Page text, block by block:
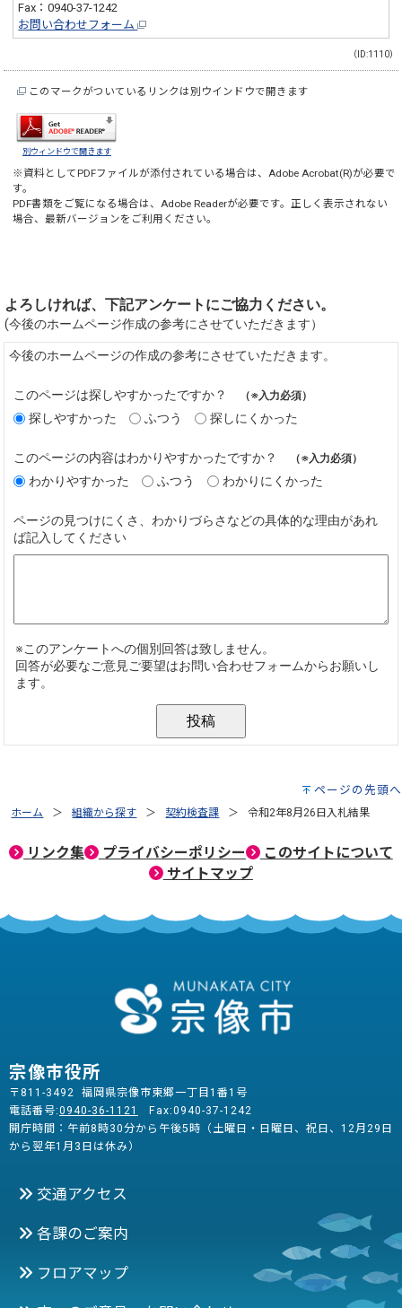
Fax：0940-37-1242
お問い合わせフォーム
（ID:1110）
このマークがついているリンクは別ウインドウで開きます
別ウィンドウで開きます
※資料としてPDFファイルが添付されている場合は、Adobe Acrobat(R)が必要で
す。
PDF書類をご覧になる場合は、Adobe Readerが必要です。正しく表示されない
場合、最新バージョンをご利用ください。
ページの先頭へ
ホーム 組織から探す 契約検査課 令和2年8月26日入札結果
リンク集 プライバシーポリシー
このサイトについて
サイトマップ
宗像市役所
〒811-3492 福岡県宗像市東郷一丁目1番1号
電話番号:0940-36-1121
Fax:0940-37-1242
開庁時間：午前8時30分から午後5時（土曜日・日曜日、祝日、12月29日
から翌年1月3日は休み）
交通アクセス
各課のご案内
フロアマップ